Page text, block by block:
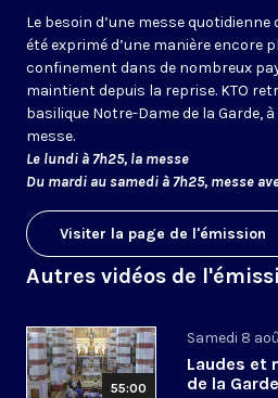
Le besoin d’une messe
été exprimé d’une manière encore
confinement dans de nombreux
maintient depuis la reprise. KTO
basilique Notre-Dame de la Garde,
messe.
Le lundi à 7h25, la messe
Du mardi au samedi à 7h25, messe
Visiter la page de l'émission
Autres vidéos de
55:00
Samedi 8
Laudes et
de la